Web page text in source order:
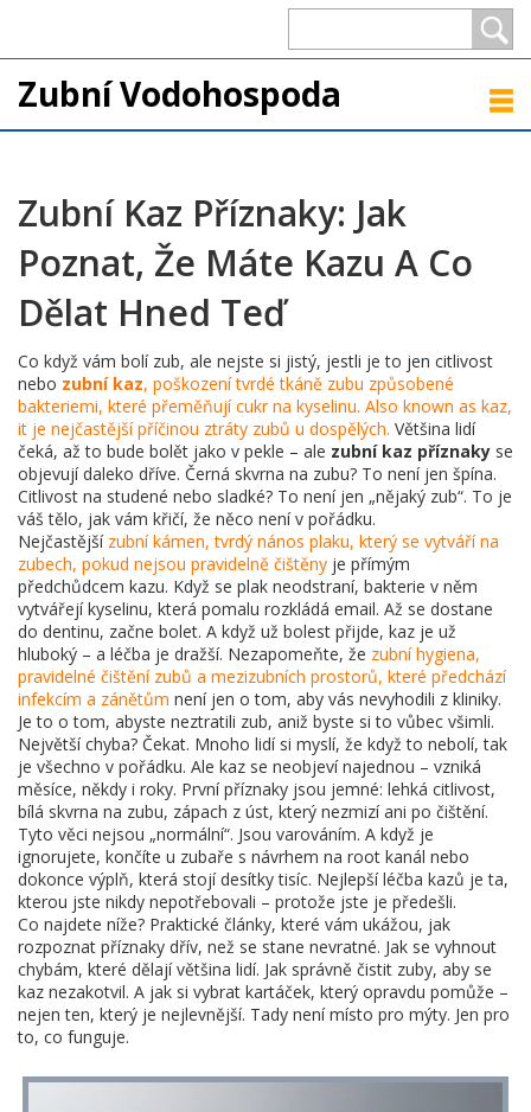
Zubní Vodohospoda
Zubní Kaz Příznaky: Jak
Poznat, Že Máte Kazu A Co
Dělat Hned Teď
Co když vám bolí zub, ale nejste si jistý, jestli je to jen citlivost
nebo zubní kaz, poškození tvrdé tkáně zubu způsobené
bakteriemi, které přeměňují cukr na kyselinu. Also known as kaz,
it je nejčastější příčinou ztráty zubů u dospělých. Většina lidí
čeká, až to bude bolět jako v pekle – ale zubní kaz příznaky se
objevují daleko dříve. Černá skvrna na zubu? To není jen špína.
Citlivost na studené nebo sladké? To není jen „nějaký zub“. To je
váš tělo, jak vám křičí, že něco není v pořádku.
Nejčastější zubní kámen,tvrdý nános plaku, který se vytváří na
zubech, pokud nejsou pravidelně čištěny je přímým
předchůdcem kazu. Když se plak neodstraní, bakterie v něm
vytvářejí kyselinu, která pomalu rozkládá email. Až se dostane
do dentinu, začne bolet. A když už bolest přijde, kaz je už
hluboký – a léčba je dražší. Nezapomeňte, že zubní hygiena,
pravidelné čištění zubů a mezizubních prostorů, které předchází
infekcím a zánětům není jen o tom, aby vás nevyhodili z kliniky.
Je to o tom, abyste neztratili zub, aniž byste si to vůbec všimli.
Největší chyba? Čekat. Mnoho lidí si myslí, že když to nebolí, tak
je všechno v pořádku. Ale kaz se neobjeví najednou – vzniká
měsíce, někdy i roky. První příznaky jsou jemné: lehká citlivost,
bílá skvrna na zubu, zápach z úst, který nezmizí ani po čištění.
Tyto věci nejsou „normální“. Jsou varováním. A když je
ignorujete, končíte u zubaře s návrhem na root kanál nebo
dokonce výplň, která stojí desítky tisíc. Nejlepší léčba kazů je ta,
kterou jste nikdy nepotřebovali – protože jste je předešli.
Co najdete níže? Praktické články, které vám ukážou, jak
rozpoznat příznaky dřív, než se stane nevratné. Jak se vyhnout
chybám, které dělají většina lidí. Jak správně čistit zuby, aby se
kaz nezakotvil. A jak si vybrat kartáček, který opravdu pomůže –
nejen ten, který je nejlevnější. Tady není místo pro mýty. Jen pro
to, co funguje.